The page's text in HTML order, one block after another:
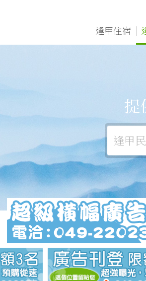
逢甲住宿
提